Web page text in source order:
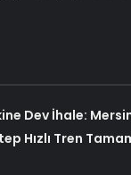
Dev İhale:
Hızlı Tren